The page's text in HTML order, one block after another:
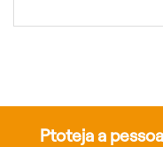
Ptoteja a